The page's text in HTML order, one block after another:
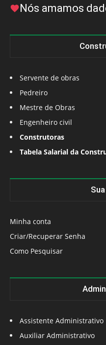
Nós amamos
Servente de obras
Pedreiro
Mestre de Obras
Engenheiro civil
Construtoras
Tabela Salarial da
Minha conta
Criar/Recuperar Senha
Como Pesquisar
Assistente Administrativo
Auxiliar Administrativo